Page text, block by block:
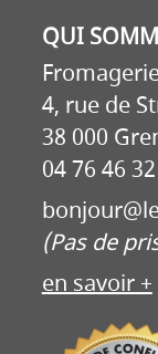
QUI
4, rue de
38 000
04 76 46
(Pas de
en savoir +